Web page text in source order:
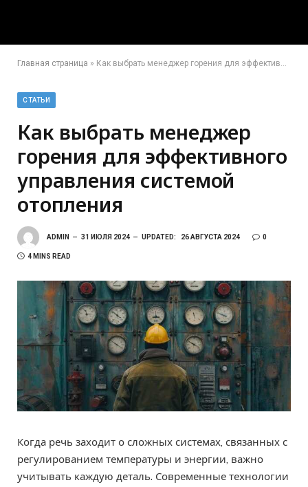
Главная страница » Как выбрать менеджер горения для эффективного управления системой отопления
СТАТЬИ
Как выбрать менеджер
горения для эффективного
управления системой
отопления
ADMIN 31 ИЮЛЯ 2024 UPDATED: 26 АВГУСТА 2024 0
4 MINS READ
Когда речь заходит о сложных системах, связанных с
регулированием температуры и энергии, важно
учитывать каждую деталь. Современные технологии